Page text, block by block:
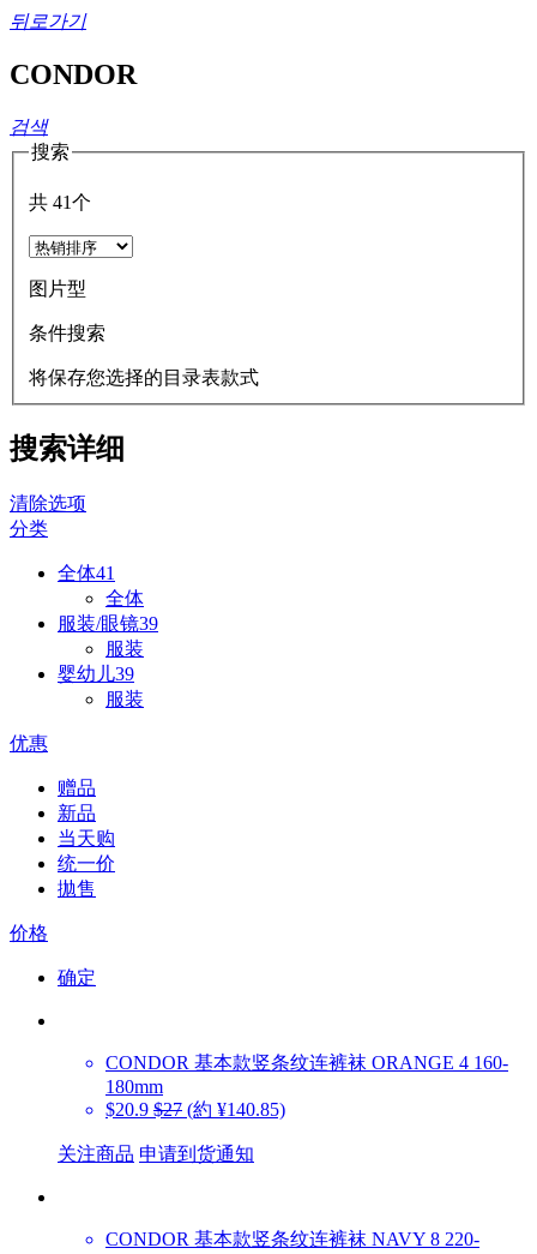
뒤로가기
CONDOR
검색
搜索
共 41个
图片型
条件搜索
将保存您选择的目录表款式
搜索详细
清除选项
分类
全体41
全体
服装/眼镜39
服装
婴幼儿39
服装
优惠
赠品
新品
当天购
统一价
拋售
价格
确定
CONDOR 基本款竖条纹连裤袜 ORANGE 4 160-
180mm
$20.9 $27 (約 ¥140.85)
关注商品 申请到货通知
CONDOR 基本款竖条纹连裤袜 NAVY 8 220-